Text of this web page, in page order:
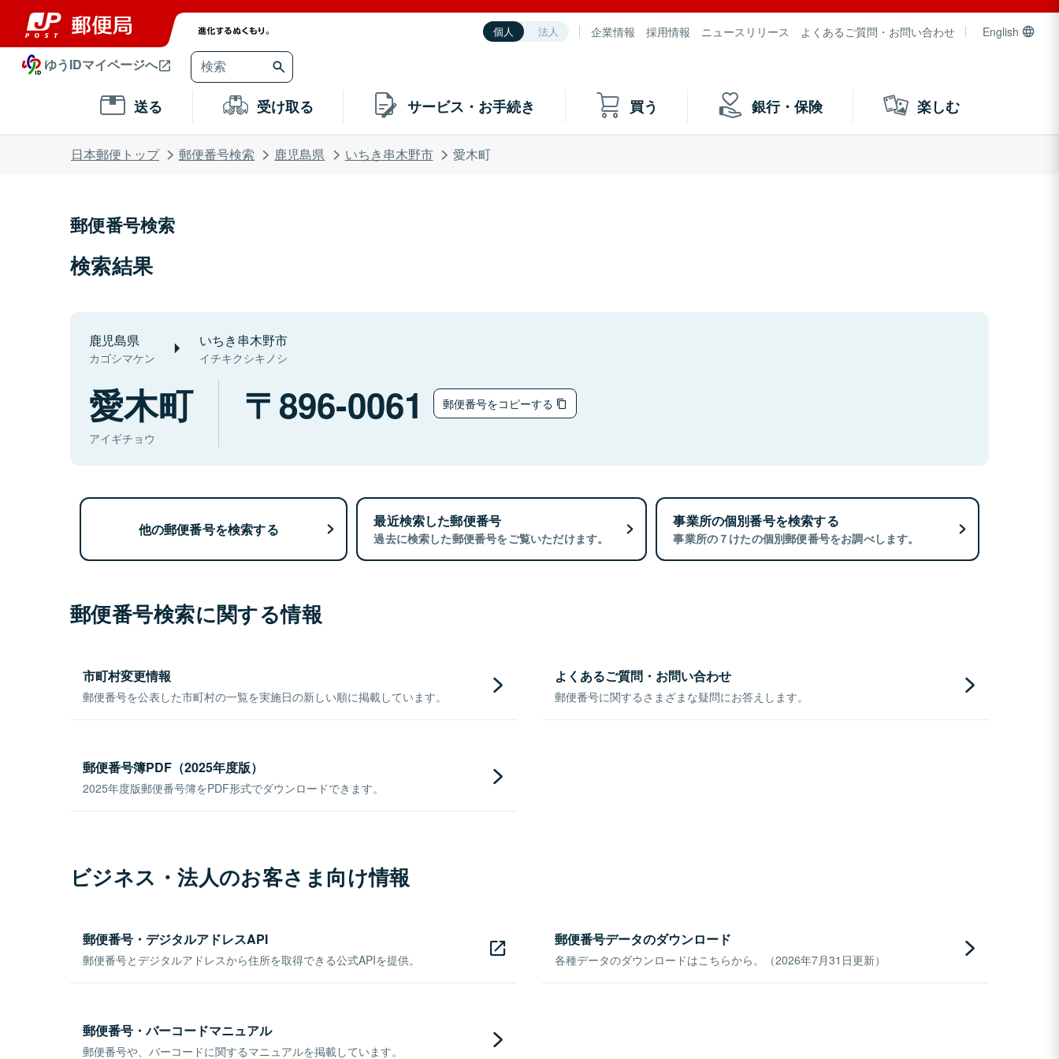
個人 法人 企業情報 採用情報 ニュースリリース よくあるご質問・お問い合わせ English
ゆうIDマイページへ
送る 受け取る サービス・お手続き 買う 銀行・保険 楽しむ
日本郵便トップ 郵便番号検索 鹿児島県 いちき串木野市 愛木町
郵便番号検索
検索結果
鹿児島県
カゴシマケン
いちき串木野市
イチキクシキノシ
愛木町
アイギチョウ
896-0061 郵便番号をコピーする
他の郵便番号を検索する 最近検索した郵便番号
過去に検索した郵便番号をご覧いただけます。
事業所の個別番号を検索する
事業所の７けたの個別郵便番号をお調べします。
郵便番号検索に関する情報
市町村変更情報
郵便番号を公表した市町村の一覧を実施日の新しい順に掲載しています。
よくあるご質問・お問い合わせ
郵便番号に関するさまざまな疑問にお答えします。
郵便番号簿PDF（2025年度版）
2025年度版郵便番号簿をPDF形式でダウンロードできます。
ビジネス・法人のお客さま向け情報
郵便番号・デジタルアドレスAPI
郵便番号とデジタルアドレスから住所を取得できる公式APIを提供。
郵便番号データのダウンロード
各種データのダウンロードはこちらから。（2026年7月31日更新）
郵便番号・バーコードマニュアル
郵便番号や、バーコードに関するマニュアルを掲載しています。